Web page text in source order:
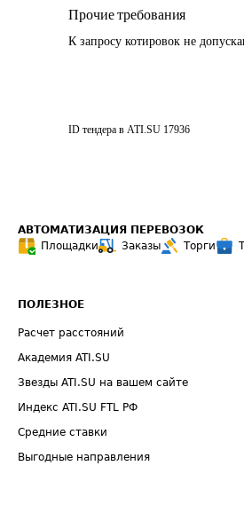
Прочие требования
К запросу котировок не
ID тендера в ATI.SU 17936
АВТОМАТИЗАЦИЯ ПЕРЕВОЗОК
Площадки
Заказы Торги
ПОЛЕЗНОЕ
Расчет расстояний
Академия ATI.SU
Звезды ATI.SU на вашем сайте
Индекс ATI.SU FTL РФ
Средние ставки
Выгодные направления